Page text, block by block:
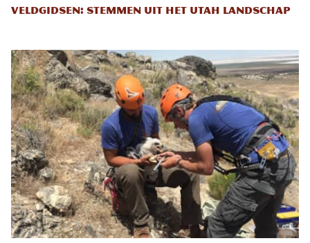
Veldgidsen: Stemmen uit het Utah landschap